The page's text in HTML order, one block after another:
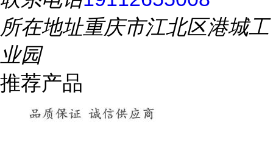
所在地址重庆市江北区港城工
业园
推荐产品